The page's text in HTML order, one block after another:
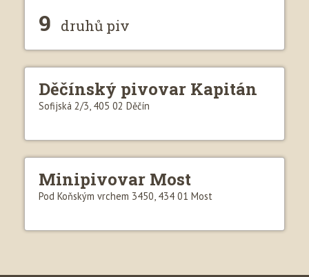
9 druhů piv
Děčínský pivovar Kapitán
Sofijská 2/3, 405 02 Děčín
Minipivovar Most
Pod Koňským vrchem 3450, 434 01 Most